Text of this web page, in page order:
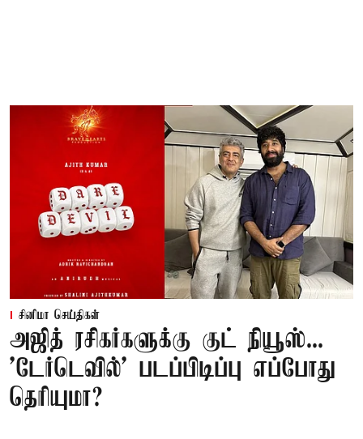
சினிமா செய்திகள்
அஜித் ரசிகர்களுக்கு குட் நியூஸ்...
'டேர்டெவில்' படப்பிடிப்பு எப்போது
தெரியுமா?